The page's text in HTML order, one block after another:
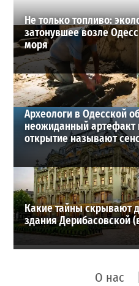
Не только топливо:
затонувшее возле
моря
Археологи в Одесской
неожиданный артефакт
открытие называют
Какие тайны скрывают
здания Дерибасовской
О нас